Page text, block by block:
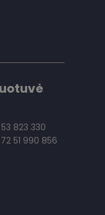
823 330
51 990 856